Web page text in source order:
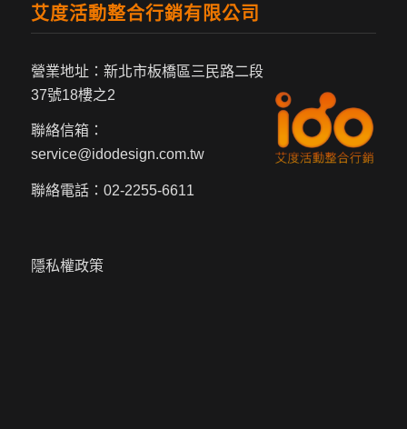
艾度活動整合行銷有限公司
營業地址：新北市板橋區三民路二段
37號18樓之2
聯絡信箱：
service@idodesign.com.tw
聯絡電話： 02-2255-6611
隱私權政策